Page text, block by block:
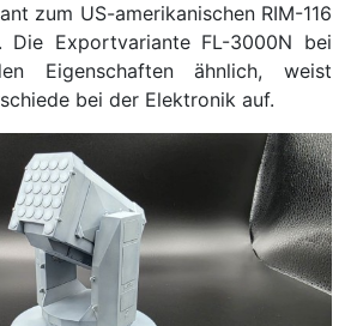
zum US-amerikanischen RIM-116
Die Exportvariante FL-3000N bei
Eigenschaften ähnlich, weist
bei der Elektronik auf.